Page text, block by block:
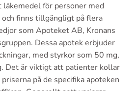
för personer med
och finns tillgängligt på flera
som Apoteket AB, Kronans
Dessa apotek erbjuder
med styrkor som 50 mg,
Det är viktigt att patienter kollar
på de specifika apoteken